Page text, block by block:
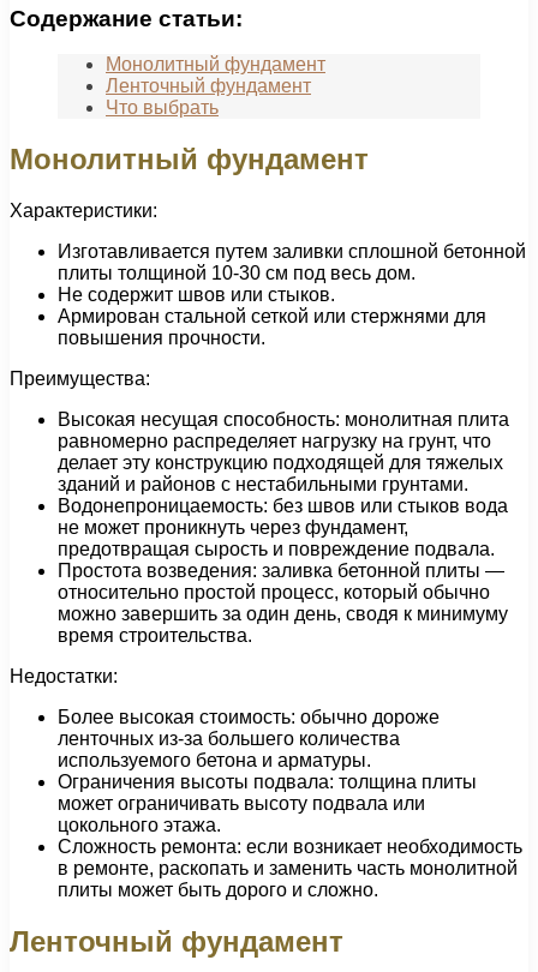
Содержание статьи:
Монолитный фундамент
Ленточный фундамент
Что выбрать
Монолитный фундамент
Характеристики:
Изготавливается путем заливки сплошной бетонной
плиты толщиной 10-30 см под весь дом.
Не содержит швов или стыков.
Армирован стальной сеткой или стержнями для
повышения прочности.
Преимущества:
Высокая несущая способность: монолитная плита
равномерно распределяет нагрузку на грунт, что
делает эту конструкцию подходящей для тяжелых
зданий и районов с нестабильными грунтами.
Водонепроницаемость: без швов или стыков вода
не может проникнуть через фундамент,
предотвращая сырость и повреждение подвала.
Простота возведения: заливка бетонной плиты —
относительно простой процесс, который обычно
можно завершить за один день, сводя к минимуму
время строительства.
Недостатки:
Более высокая стоимость: обычно дороже
ленточных из-за большего количества
используемого бетона и арматуры.
Ограничения высоты подвала: толщина плиты
может ограничивать высоту подвала или
цокольного этажа.
Сложность ремонта: если возникает необходимость
в ремонте, раскопать и заменить часть монолитной
плиты может быть дорого и сложно.
Ленточный фундамент